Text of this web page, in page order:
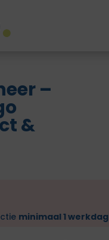
–
&
minimaal 1 werkdag